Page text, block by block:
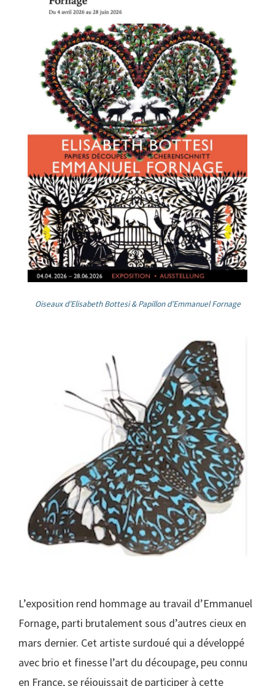
Oiseaux d’Elisabeth Bottesi & Papillon d’Emmanuel Fornage
L’exposition rend hommage au travail d’Emmanuel
Fornage, parti brutalement sous d’autres cieux en
mars dernier. Cet artiste surdoué qui a développé
avec brio et finesse l’art du découpage, peu connu
en France, se réjouissait de participer à cette